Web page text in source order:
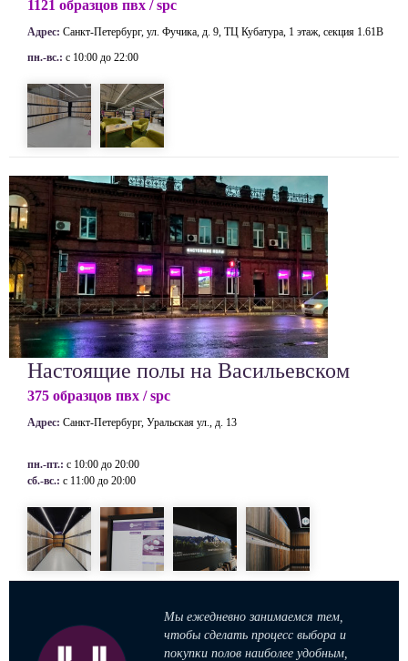
1121 образцов пвх / spc
Адрес: Санкт-Петербург, ул. Фучика, д. 9, ТЦ Кубатура, 1 этаж, секция 1.61В
пн.-вс.: с 10:00 до 22:00
Настоящие полы на Васильевском
375 образцов пвх / spc
Адрес: Санкт-Петербург, Уральская ул., д. 13
пн.-пт.: с 10:00 до 20:00
сб.-вс.: с 11:00 до 20:00
Мы ежедневно занимаемся тем,
чтобы сделать процесс выбора и
покупки полов наиболее удобным,